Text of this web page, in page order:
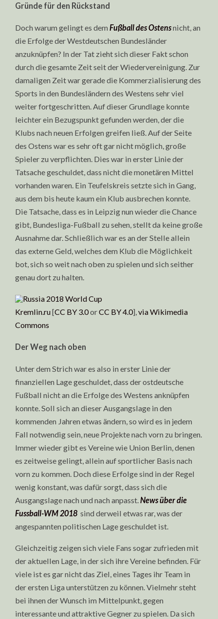
Gründe für den Rückstand
Doch warum gelingt es demFußball des Ostensnicht, an
die Erfolge der Westdeutschen Bundesländer
anzuknüpfen? In der Tat zieht sich dieser Fakt schon
durch die gesamte Zeit seit der Wiedervereinigung. Zur
damaligen Zeit war gerade die Kommerzialisierung des
Sports in den Bundesländern des Westens sehr viel
weiter fortgeschritten. Auf dieser Grundlage konnte
leichter ein Bezugspunkt gefunden werden, der die
Klubs nach neuen Erfolgen greifen ließ. Auf der Seite
des Ostens war es sehr oft gar nicht möglich, große
Spieler zu verpflichten. Dies war in erster Linie der
Tatsache geschuldet, dass nicht die monetären Mittel
vorhanden waren. Ein Teufelskreis setzte sich in Gang,
aus dem bis heute kaum ein Klub ausbrechen konnte.
Die Tatsache, dass es in Leipzig nun wieder die Chance
gibt, Bundesliga-Fußball zu sehen, stellt da keine große
Ausnahme dar. Schließlich war es an der Stelle allein
das externe Geld, welches dem Klub die Möglichkeit
bot, sich so weit nach oben zu spielen und sich seither
genau dort zu halten.
Kremlin.ru[CC BY 3.0orCC BY 4.0],via Wikimedia
Commons
Der Weg nach oben
Unter dem Strich war es also in erster Linie der
finanziellen Lage geschuldet, dass der ostdeutsche
Fußball nicht an die Erfolge des Westens anknüpfen
konnte. Soll sich an dieser Ausgangslage in den
kommenden Jahren etwas ändern, so wird es in jedem
Fall notwendig sein, neue Projekte nach vorn zu bringen.
Immer wieder gibt es Vereine wie Union Berlin, denen
es zeitweise gelingt, allein auf sportlicher Basis nach
vorn zu kommen. Doch diese Erfolge sind in der Regel
wenig konstant, was dafür sorgt, dass sich die
Ausgangslage nach und nach anpasst.News über die
Fussball-WM 2018 sind derweil etwas rar, was der
angespannten politischen Lage geschuldet ist.
Gleichzeitig zeigen sich viele Fans sogar zufrieden mit
der aktuellen Lage, in der sich ihre Vereine befinden. Für
viele ist es gar nicht das Ziel, eines Tages ihr Team in
der ersten Liga unterstützen zu können. Vielmehr steht
bei ihnen der Wunsch im Mittelpunkt, gegen
interessante und attraktive Gegner zu spielen. Da sich